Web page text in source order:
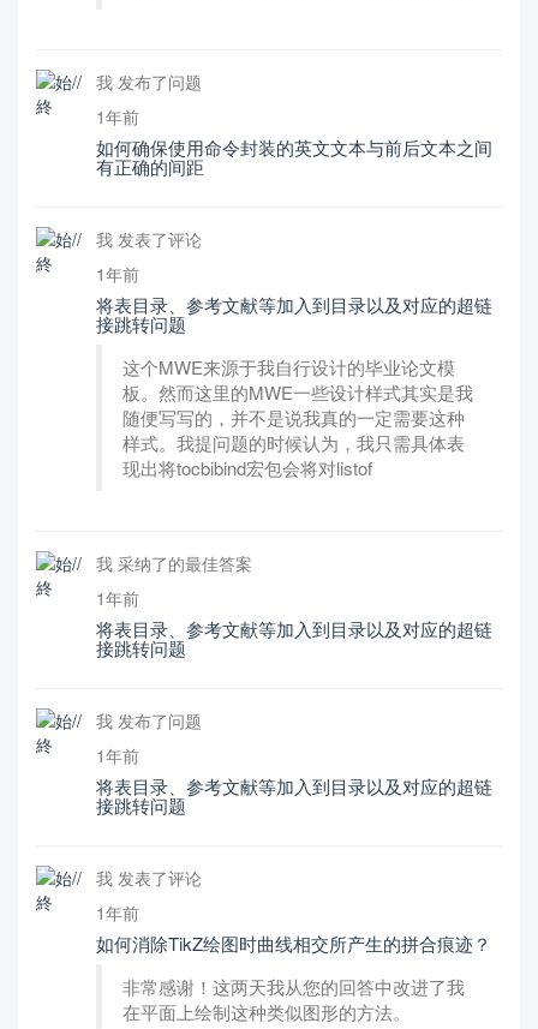
我 发布了问题
1年前
如何确保使用命令封装的英文文本与前后文本之间
有正确的间距
我 发表了评论
1年前
将表目录、参考文献等加入到目录以及对应的超链
接跳转问题
这个MWE来源于我自行设计的毕业论文模
板。然而这里的MWE一些设计样式其实是我
随便写写的，并不是说我真的一定需要这种
样式。我提问题的时候认为，我只需具体表
现出将tocbibind宏包会将对listof
我 采纳了的最佳答案
1年前
将表目录、参考文献等加入到目录以及对应的超链
接跳转问题
我 发布了问题
1年前
将表目录、参考文献等加入到目录以及对应的超链
接跳转问题
我 发表了评论
1年前
如何消除TikZ绘图时曲线相交所产生的拼合痕迹？
非常感谢！这两天我从您的回答中改进了我
在平面上绘制这种类似图形的方法。